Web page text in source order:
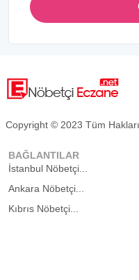
Copyright © 2023 Tüm Hakları
BAĞLANTILAR
İstanbul Nöbetçi...
Ankara Nöbetçi...
Kıbrıs Nöbetçi...